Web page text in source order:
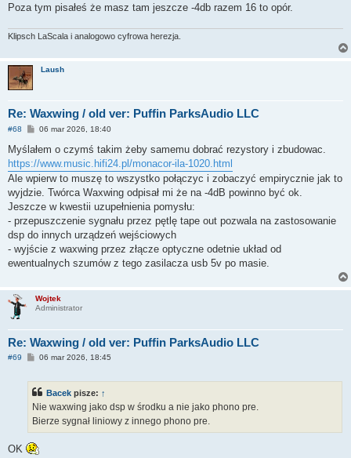
Poza tym pisałeś że masz tam jeszcze -4db razem 16 to opór.
Klipsch LaScala i analogowo cyfrowa herezja.
Laush
Re: Waxwing / old ver: Puffin ParksAudio LLC
#68
P
s
06 mar 2026, 18:40
Myślałem o czymś takim żeby samemu dobrać rezystory i zbudowac.
https://www.music.hifi24.pl/monacor-ila-1020.html
Ale wpierw to muszę to wszystko połączyc i zobaczyć empirycznie jak to
wyjdzie. Twórca Waxwing odpisał mi że na -4dB powinno być ok.
Jeszcze w kwestii uzupełnienia pomysłu:
- przepuszczenie sygnału przez pętlę tape out pozwala na zastosowanie
dsp do innych urządzeń wejściowych
- wyjście z waxwing przez złącze optyczne odetnie układ od
ewentualnych szumów z tego zasilacza usb 5v po masie.
Wojtek
Administrator
Re: Waxwing / old ver: Puffin ParksAudio LLC
#69
P06 mar 2026, 18:45
Bacek pisze: ↑
Nie waxwing jako dsp w środku a nie jako phono pre.
Bierze sygnał liniowy z innego phono pre.
OK